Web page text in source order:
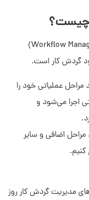
چیست؟
(Workflow Management)
گردش کار است.
عملیاتی خود را
اجرا می‌شود و
اضافی و سایر
مدیریت گردش کار روز